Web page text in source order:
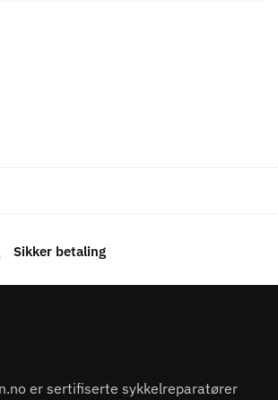
Sikker betaling
er sertifiserte sykkelreparatører